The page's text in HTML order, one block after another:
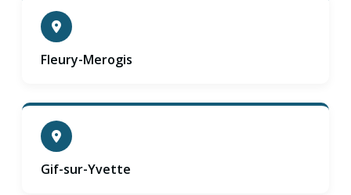
Fleury-Merogis
Gif-sur-Yvette